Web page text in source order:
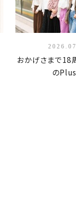
おかげさまで18
の